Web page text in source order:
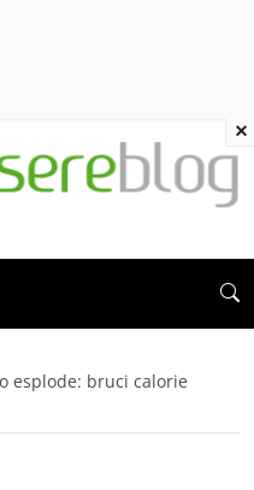
esplode: bruci calorie
×